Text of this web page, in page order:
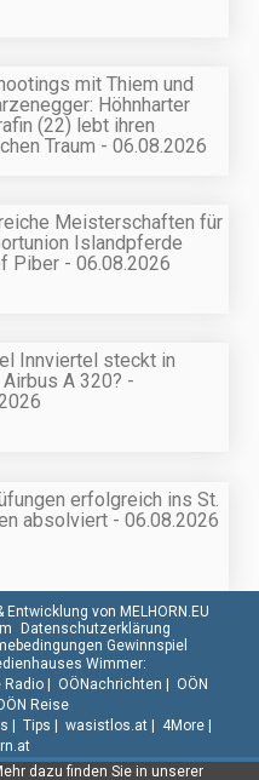
mit Thiem und
Höhnharter
(22) lebt ihren
Traum - 06.08.2026
Meisterschaften für
Islandpferde
Piber - 06.08.2026
Innviertel steckt in
A 320? -
erfolgreich ins St.
absolviert - 06.08.2026
dazu finden Sie in unserer
Entwicklung von MELHORN.EU
Datenschutzerklärung
Gewinnspiel
Wimmer:
Radio| OÖNachrichten | OÖN
Reise
| Tips | wasistlos.at| 4More|